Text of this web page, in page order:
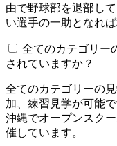
由で野球部を退部し
い選手の一助となれば
全てのカテゴリー
されていますか？​​​​​
全てのカテゴリーの
加、練習見学が可能
沖縄でオープンスク
催しています。